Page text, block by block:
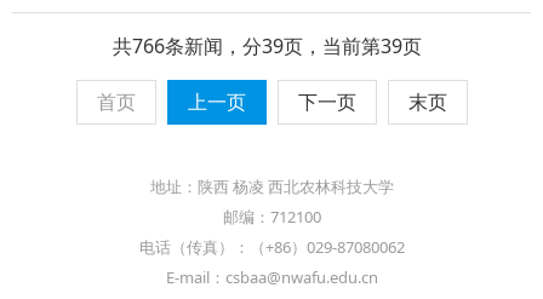
共766条新闻，分39页，当前第39页
首页 上一页 下一页 末页
地址：陕西 杨凌 西北农林科技大学
邮编：712100
电话（传真）：（+86）029-87080062
E-mail：csbaa@nwafu.edu.cn